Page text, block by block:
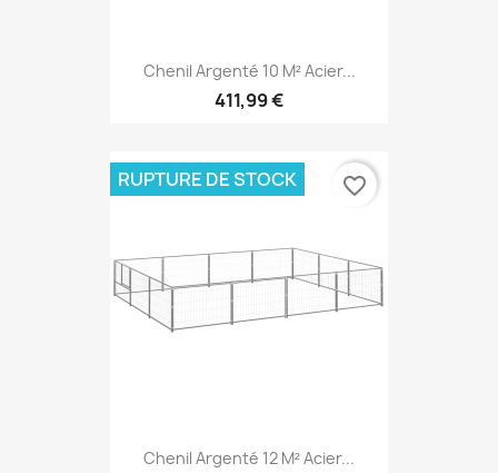
Chenil Argenté 10 M² Acier...
411,99 €
Chenil Argenté 12 M² Acier...
RUPTURE DE STOCK favorite_border